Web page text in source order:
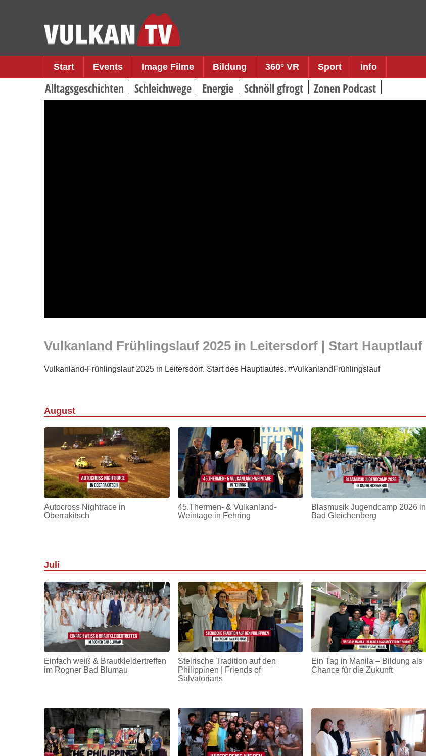
Start Events Image Filme Bildung 360° VR Sport Info
Alltagsgeschichten Schleichwege Energie Schnöll gfrogt Zonen Podcast
Vulkanland Frühlingslauf 2025 in Leitersdorf | Start Hauptlauf
Vulkanland-Frühlingslauf 2025 in Leitersdorf. Start des Hauptlaufes. #VulkanlandFrühlingslauf
August
Autocross Nightrace in
Oberrakitsch
45.Thermen- & Vulkanland-
Weintage in Fehring
Blasmusik Jugendcamp 2026 in
Bad Gleichenberg
Juli
Einfach weiß & Brautkleidertreffen
im Rogner Bad Blumau
Steirische Tradition auf den
Philippinen | Friends of
Salvatorians
Ein Tag in Manila – Bildung als
Chance für die Zukunft